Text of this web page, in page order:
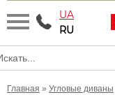
UA
RU
Главная » Угловые диваны